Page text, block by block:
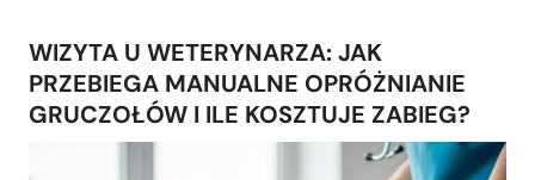
WIZYTA U WETERYNARZA: JAK
PRZEBIEGA MANUALNE OPRÓŻNIANIE
GRUCZOŁÓW I ILE KOSZTUJE ZABIEG?